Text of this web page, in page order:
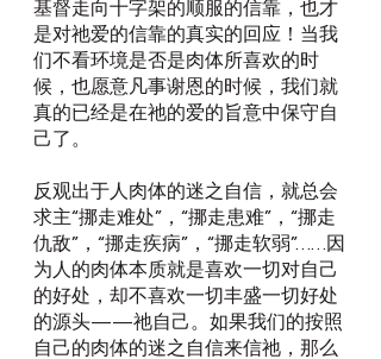
基督走向十字架的顺服的信靠，也才
是对祂爱的信靠的真实的回应！当我
们不看环境是否是肉体所喜欢的时
候，也愿意凡事谢恩的时候，我们就
真的已经是在祂的爱的旨意中保守自
己了。
反观出于人肉体的迷之自信，就总会
求主“挪走难处”，“挪走患难”，“挪走
仇敌”，“挪走疾病”，“挪走软弱”……因
为人的肉体本质就是喜欢一切对自己
的好处，却不喜欢一切丰盛一切好处
的源头——祂自己。如果我们的按照
自己的肉体的迷之自信来信祂，那么